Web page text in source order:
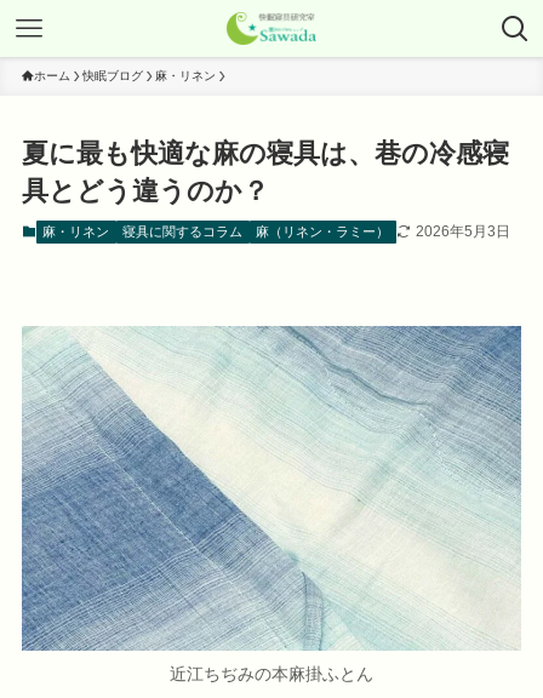
ホーム 快眠ブログ 麻・リネン
夏に最も快適な麻の寝具は、巷の冷感寝
具とどう違うのか？
麻・リネン 寝具に関するコラム 麻（リネン・ラミー） 2026年5月3日
近江ちぢみの本麻掛ふとん